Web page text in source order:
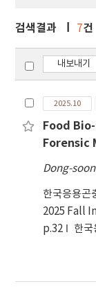
검색결과 7건
내보내기
2025.10
Food
Forensic
Dong-
한국응용곤
2025 Fall
p.32
한국